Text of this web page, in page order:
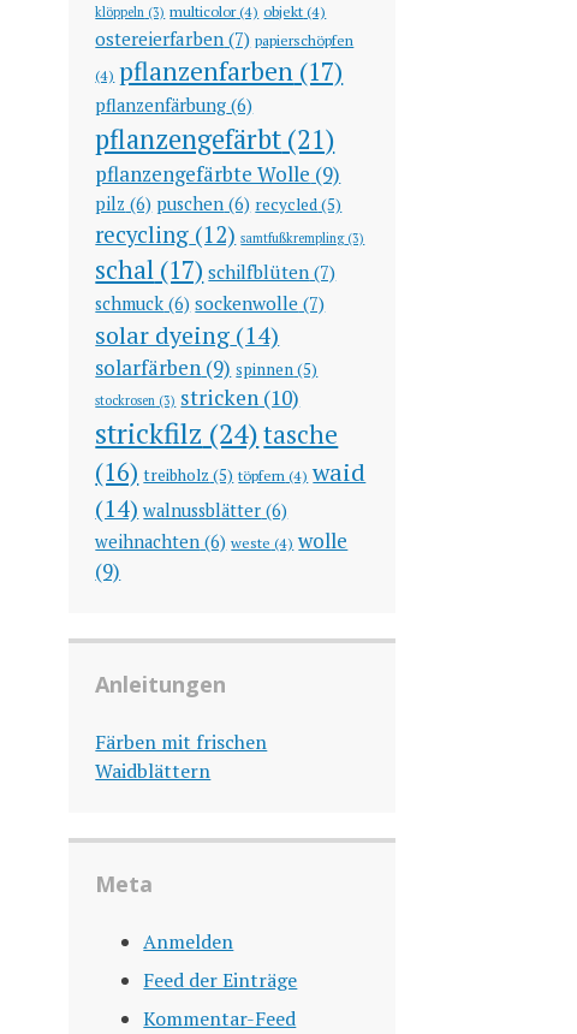
klöppeln (3) multicolor(4) objekt(4)
ostereierfarben (7) papierschöpfen
(4) pflanzenfarben (17)
pflanzenfärbung (6)
pflanzengefärbt (21)
pflanzengefärbte Wolle (9)
pilz (6) puschen (6) recycled(5)
recycling (12) samtfußkrempling(3)
schal (17) schilfblüten (7)
schmuck (6) sockenwolle (7)
solar dyeing (14)
solarfärben (9) spinnen(5)
stockrosen (3) stricken (10)
strickfilz (24)tasche
(16) treibholz (5) töpfern(4) waid
(14) walnussblätter (6)
weihnachten (6) weste (4) wolle
(9)
Anleitungen
Färben mit frischen
Waidblättern
Meta
Anmelden
Feed der Einträge
Kommentar-Feed